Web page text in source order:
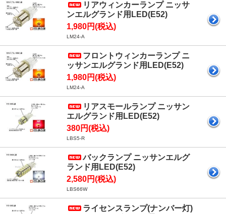
リアウィンカーランプ ニッサ
ンエルグランド用LED(E52)
1,980円(税込)
LM24-A
フロントウィンカーランプ ニ
ッサンエルグランド用LED(E52)
1,980円(税込)
LM24-A
リアスモールランプ ニッサン
エルグランド用LED(E52)
380円(税込)
LBS5-R
バックランプ ニッサンエルグ
ランド用LED(E52)
2,580円(税込)
LBS66W
ライセンスランプ(ナンバー灯)